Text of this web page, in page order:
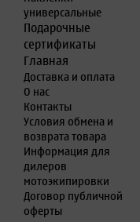
универсальные
Подарочные
сертификаты
Главная
Доставка и оплата
О нас
Контакты
Условия обмена и
возврата товара
Информация для
дилеров
мотоэкипировки
Договор публичной
оферты